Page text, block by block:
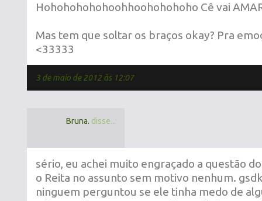
Hohohohohohoohhoohohohoho Cê vai
Mas tem que soltar os braços okay? Pra
<33333
3 de maio de 2012 às 12:07
Bruna. disse...
sério, eu achei muito engraçado a questão
o Reita no assunto sem motivo nenhum.
ninguem perguntou se ele tinha medo de